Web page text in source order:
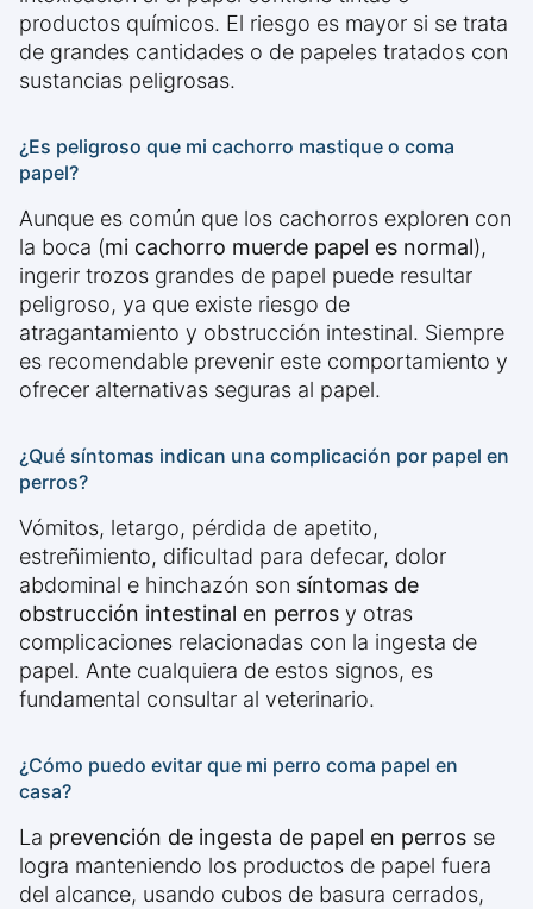
productos químicos. El riesgo es mayor si se trata
de grandes cantidades o de papeles tratados con
sustancias peligrosas.
¿Es peligroso que mi cachorro mastique o coma
papel?
Aunque es común que los cachorros exploren con
la boca (mi cachorro muerde papel es normal),
ingerir trozos grandes de papel puede resultar
peligroso, ya que existe riesgo de
atragantamiento y obstrucción intestinal. Siempre
es recomendable prevenir este comportamiento y
ofrecer alternativas seguras al papel.
¿Qué síntomas indican una complicación por papel en
perros?
Vómitos, letargo, pérdida de apetito,
estreñimiento, dificultad para defecar, dolor
abdominal e hinchazón son síntomas de
obstrucción intestinal en perros y otras
complicaciones relacionadas con la ingesta de
papel. Ante cualquiera de estos signos, es
fundamental consultar al veterinario.
¿Cómo puedo evitar que mi perro coma papel en
casa?
La prevención de ingesta de papel en perros se
logra manteniendo los productos de papel fuera
del alcance, usando cubos de basura cerrados,